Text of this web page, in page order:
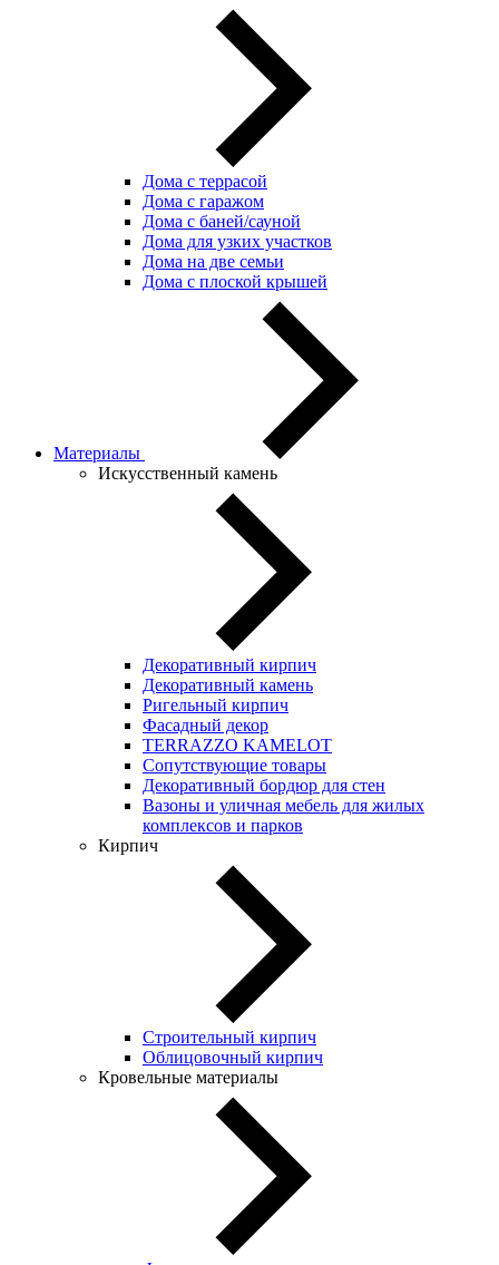
Дома с террасой
Дома с гаражом
Дома с баней/сауной
Дома для узких участков
Дома на две семьи
Дома с плоской крышей
Материалы
Искусственный камень
Декоративный кирпич
Декоративный камень
Ригельный кирпич
Фасадный декор
TERRAZZO KAMELOT
Сопутствующие товары
Декоративный бордюр для стен
Вазоны и уличная мебель для жилых
комплексов и парков
Кирпич
Строительный кирпич
Облицовочный кирпич
Кровельные материалы